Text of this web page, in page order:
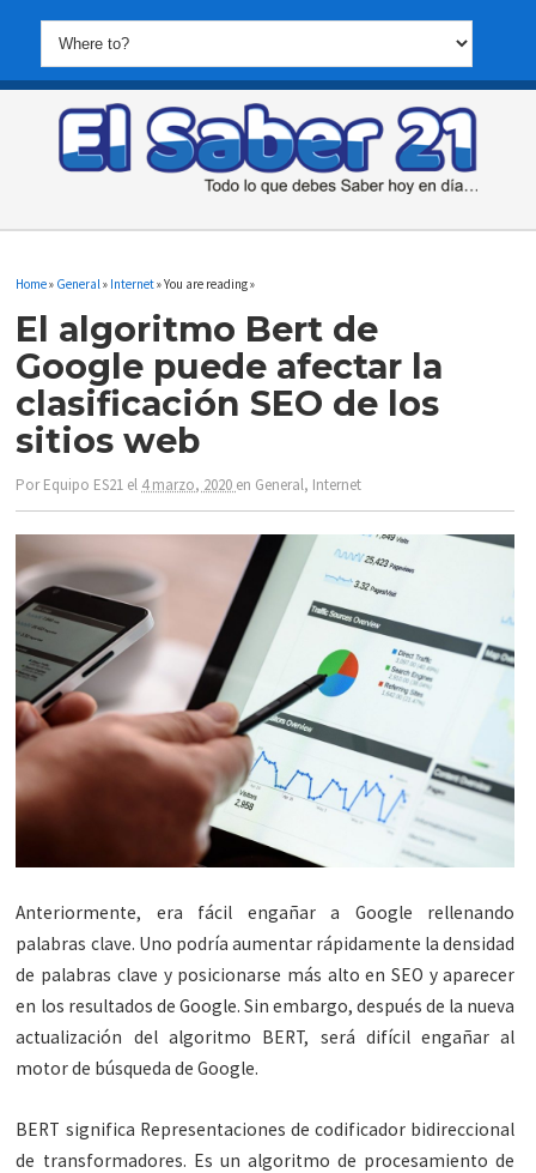
Home» General » Internet» You are reading »
El algoritmo Bert de
Google puede afectar la
clasificación SEO de los
sitios web
PorEquipo ES21 el 4 marzo, 2020 en General, Internet
Anteriormente, era fácil engañar a Google rellenando
palabras clave. Uno podría aumentar rápidamente la densidad
de palabras clave y posicionarse más alto en SEO y aparecer
en los resultados de Google. Sin embargo, después de la nueva
actualización del algoritmo BERT, será difícil engañar al
motor de búsqueda de Google.
BERT significa Representaciones de codificador bidireccional
de transformadores. Es un algoritmo de procesamiento de